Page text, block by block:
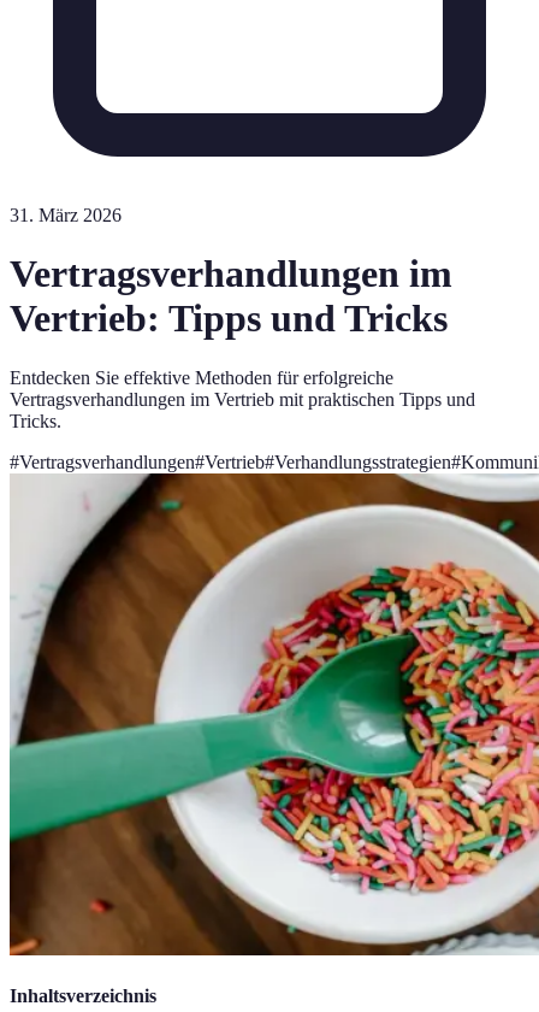
31. März 2026
Vertragsverhandlungen im
Vertrieb: Tipps und Tricks
Entdecken Sie effektive Methoden für erfolgreiche
Vertragsverhandlungen im Vertrieb mit praktischen Tipps und
Tricks.
#Vertragsverhandlungen#Vertrieb#Verhandlungsstrategien#
Inhaltsverzeichnis